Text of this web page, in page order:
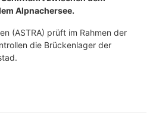
Alpnachersee.
(ASTRA) prüft im Rahmen der
die Brückenlager der